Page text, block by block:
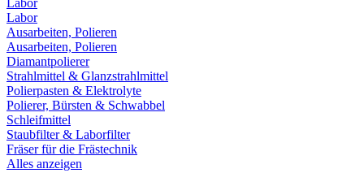
Labor
Labor
Ausarbeiten, Polieren
Ausarbeiten, Polieren
Diamantpolierer
Strahlmittel & Glanzstrahlmittel
Polierpasten & Elektrolyte
Polierer, Bürsten & Schwabbel
Schleifmittel
Staubfilter & Laborfilter
Fräser für die Frästechnik
Alles anzeigen